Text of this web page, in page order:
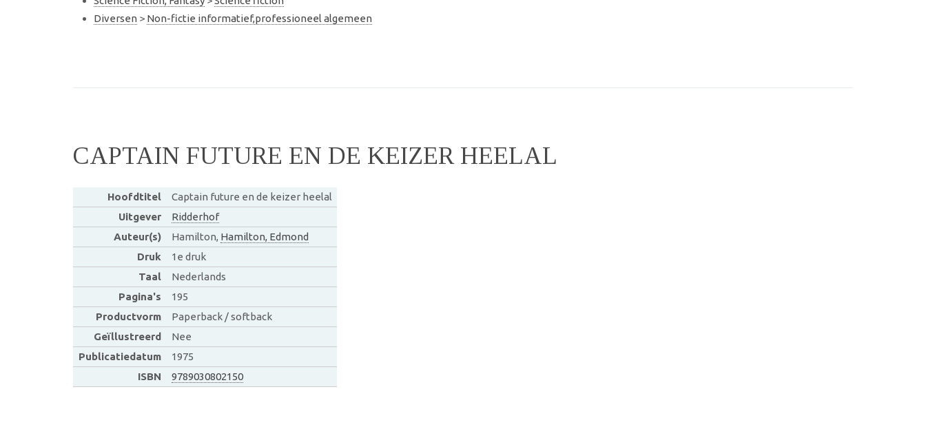
Diversen > Non-fictie informatief,professioneel algemeen
CAPTAIN FUTURE EN DE KEIZER HEELAL
Hoofdtitel
Captain future en de keizer heelal
Uitgever
Ridderhof
Auteur(s)
Hamilton, Hamilton, Edmond
Druk
1e druk
Taal
Nederlands
Pagina's
195
Productvorm
Paperback / softback
Geïllustreerd
Nee
Publicatiedatum
1975
ISBN
9789030802150